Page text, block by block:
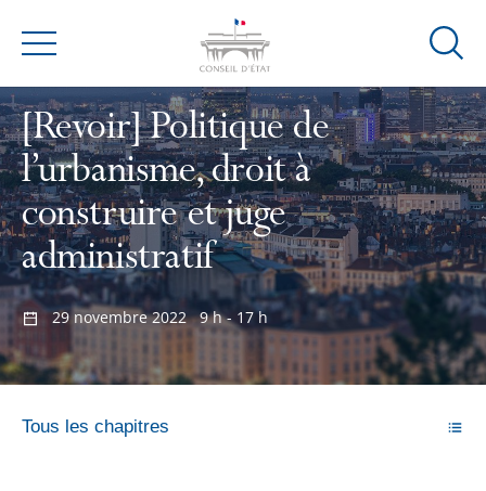
Menu
Ouvrir
de
[Revoir] Politique de
l’urbanisme, droit à
construire et juge
administratif
29 novembre 2022 9 h - 17 h
Tous les chapitres